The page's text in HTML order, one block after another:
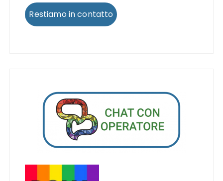
Restiamo in contatto